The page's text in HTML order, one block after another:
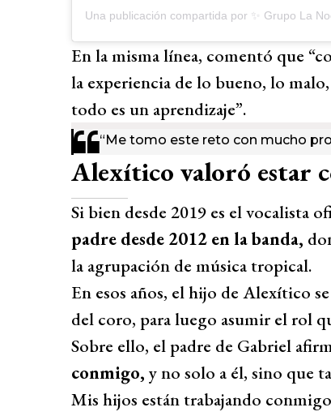
Una publicación compartida por ✨ Grupo La
En la misma línea, comentó que
la experiencia de lo bueno, lo
todo es un aprendizaje”.
“Me tomo este reto con mucho
Alexítico valoró estar
Si bien desde 2019 es el vocalista
padre desde 2012 en la banda,
la agrupación de música tropical.
En esos años, el hijo de Alexítico
del coro, para luego asumir el rol
Sobre ello, el padre de Gabriel
conmigo, y no solo a él, sino que
Mis hijos están trabajando